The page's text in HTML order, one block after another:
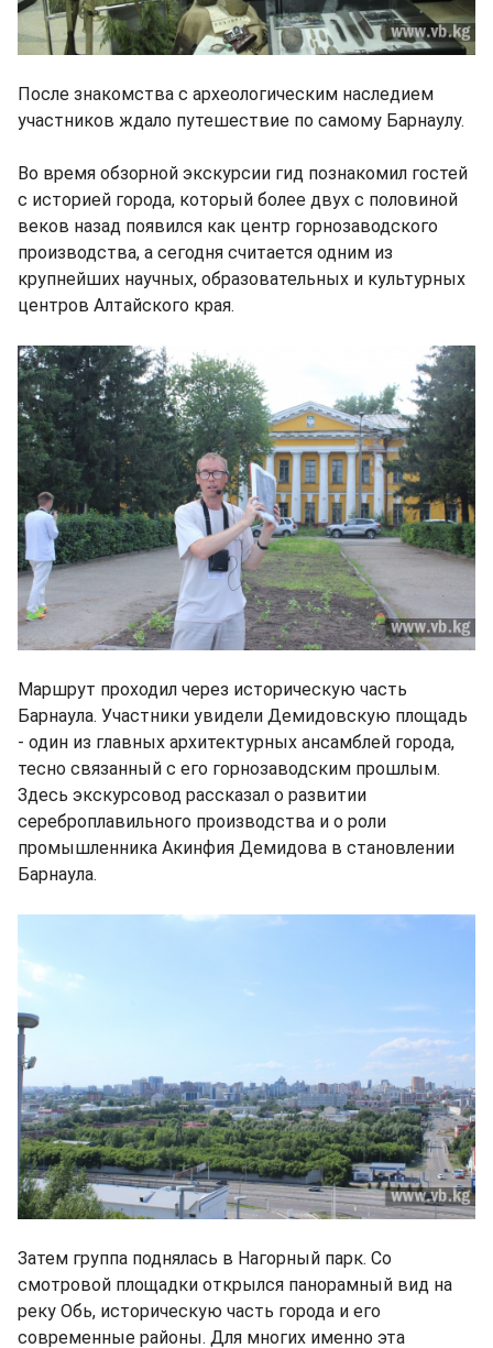
После знакомства с археологическим наследием
участников ждало путешествие по самому Барнаулу.
Во время обзорной экскурсии гид познакомил гостей
с историей города, который более двух с половиной
веков назад появился как центр горнозаводского
производства, а сегодня считается одним из
крупнейших научных, образовательных и культурных
центров Алтайского края.
Маршрут проходил через историческую часть
Барнаула. Участники увидели Демидовскую площадь
- один из главных архитектурных ансамблей города,
тесно связанный с его горнозаводским прошлым.
Здесь экскурсовод рассказал о развитии
сереброплавильного производства и о роли
промышленника Акинфия Демидова в становлении
Барнаула.
Затем группа поднялась в Нагорный парк. Со
смотровой площадки открылся панорамный вид на
реку Обь, историческую часть города и его
современные районы. Для многих именно эта